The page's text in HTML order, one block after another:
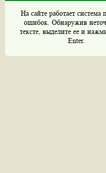
На сайте работает система
ошибок. Обнаружив
тексте, выделите ее и
Enter.